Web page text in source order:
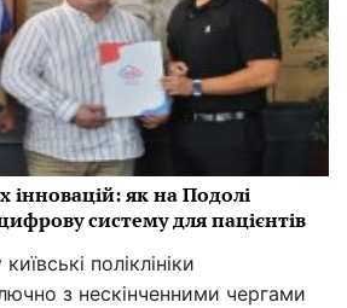
як на Подолі
систему для пацієнтів
поліклініки
з нескінченними чергами